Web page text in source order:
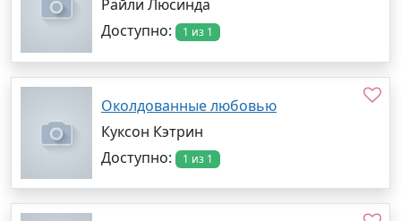
Райли Люсинда
Доступно:
1 из 1
Околдованные любовью
Куксон Кэтрин
Доступно:
1 из 1